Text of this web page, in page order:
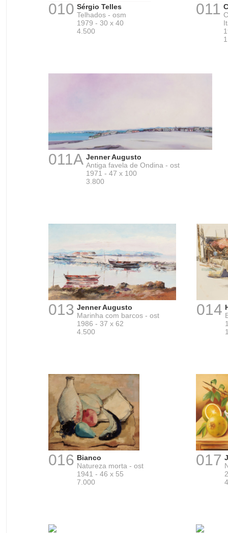
010 Sérgio Telles
Telhados - osm
1979 - 30 x 40
4.500
011
011A Jenner Augusto
Antiga favela de Ondina - ost
1971 - 47 x 100
3.800
013 Jenner Augusto
Marinha com barcos - ost
1986 - 37 x 62
4.500
014
016 Bianco
Natureza morta - ost
1941 - 46 x 55
7.000
017